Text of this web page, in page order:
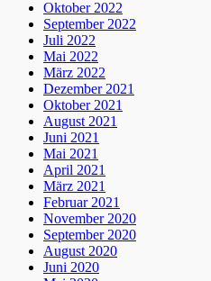
Oktober 2022
September 2022
Juli 2022
Mai 2022
März 2022
Dezember 2021
Oktober 2021
August 2021
Juni 2021
Mai 2021
April 2021
März 2021
Februar 2021
November 2020
September 2020
August 2020
Juni 2020